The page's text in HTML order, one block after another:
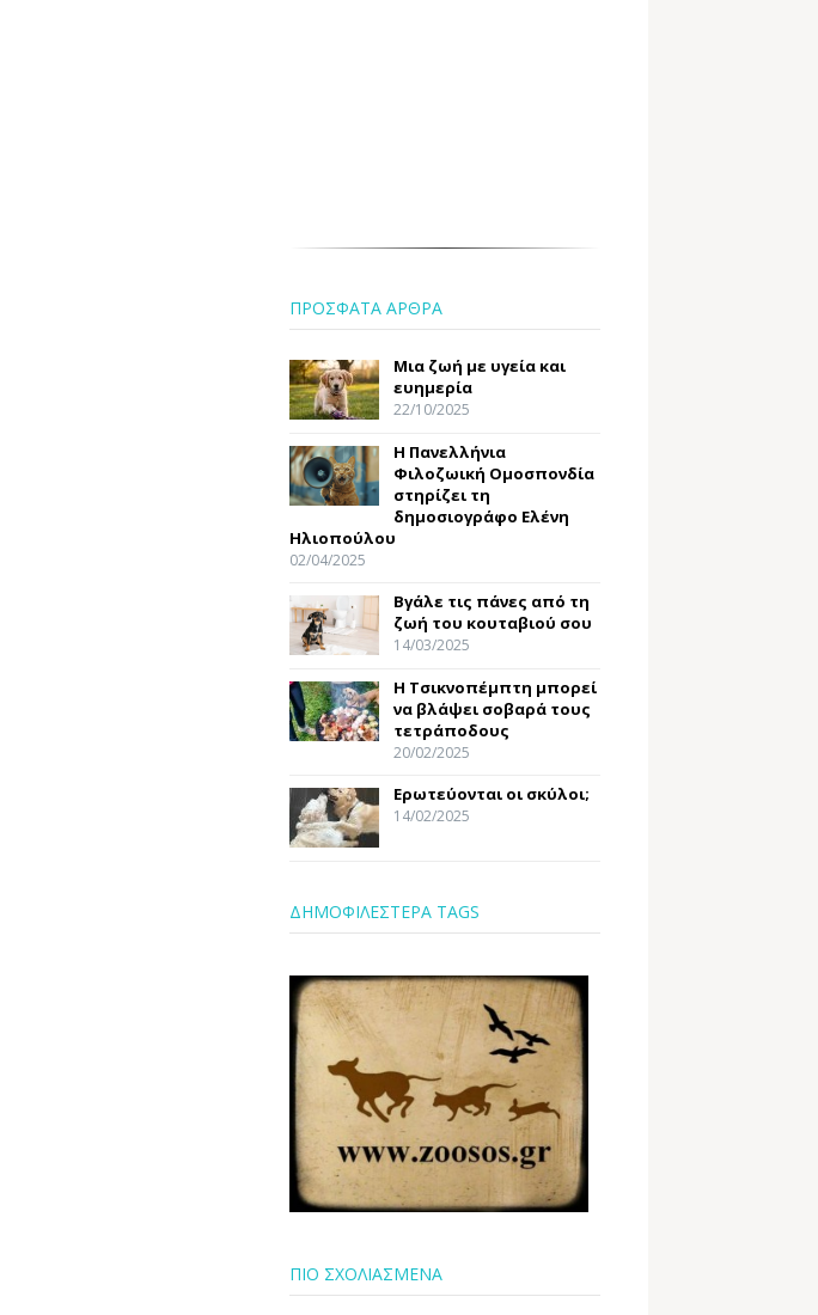
ΠΡΟΣΦΑΤΑ ΑΡΘΡΑ
Μια ζωή με υγεία και
ευημερία
22/10/2025
Η Πανελλήνια
Φιλοζωική Ομοσπονδία
στηρίζει τη
δημοσιογράφο Ελένη
Ηλιοπούλου
02/04/2025
Βγάλε τις πάνες από τη
ζωή του κουταβιού σου
14/03/2025
Η Τσικνοπέμπτη μπορεί
να βλάψει σοβαρά τους
τετράποδους
20/02/2025
Ερωτεύονται οι σκύλοι;
14/02/2025
ΔΗΜΟΦΙΛΕΣΤΕΡΑ TAGS
ΠΙΟ ΣΧΟΛΙΑΣΜΕΝΑ